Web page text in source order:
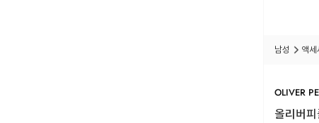
남성 액세
OLIVER
올리버